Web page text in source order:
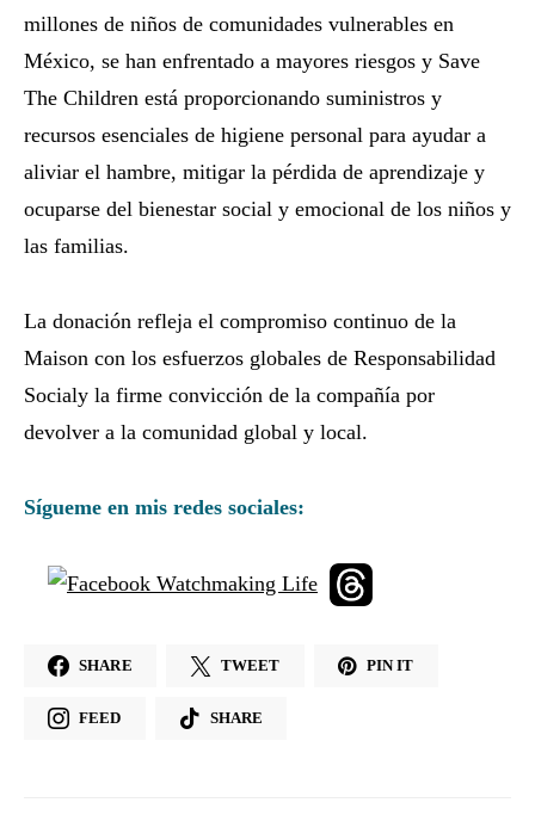
millones de niños de comunidades vulnerables en
México, se han enfrentado a mayores riesgos y Save
The Children está proporcionando suministros y
recursos esenciales de higiene personal para ayudar a
aliviar el hambre, mitigar la pérdida de aprendizaje y
ocuparse del bienestar social y emocional de los niños y
las familias.
La donación refleja el compromiso continuo de la
Maison con los esfuerzos globales de Responsabilidad
Socialy la firme convicción de la compañía por
devolver a la comunidad global y local.
Sígueme en mis redes sociales:
SHARE TWEET PIN IT
FEED SHARE